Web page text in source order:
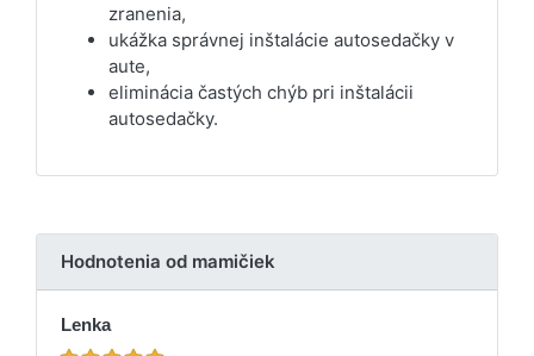
zranenia,
ukážka správnej inštalácie autosedačky v
aute,
eliminácia častých chýb pri inštalácii
autosedačky.
Hodnotenia od mamičiek
Lenka